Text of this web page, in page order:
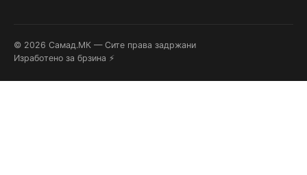
© 2026 Самад.МК — Сите права задржани
Изработено за брзина ⚡